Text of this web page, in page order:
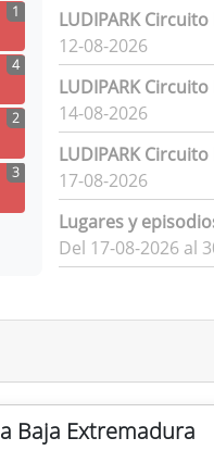
1
4
2
3
LUDIPARK
12-08-2026
LUDIPARK
14-08-2026
LUDIPARK
17-08-2026
Lugares y
Del 17-08-2026 al
Baja Extremadura